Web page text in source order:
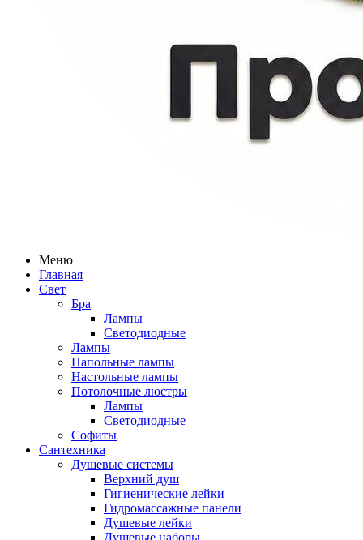
Меню
Главная
Свет
Бра
Лампы
Светодиодные
Лампы
Напольные лампы
Настольные лампы
Потолочные люстры
Лампы
Светодиодные
Софиты
Сантехника
Душевые системы
Верхний душ
Гигиенические лейки
Гидромассажные панели
Душевые лейки
Душевые наборы